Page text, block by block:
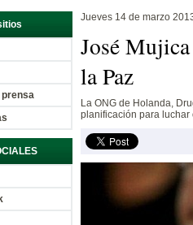
prensa
Jueves 14 de marzo
José
la Paz
La ONG de Holanda,
planificación para luchar